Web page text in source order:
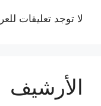
لا توجد تعليقات
الأرشيف